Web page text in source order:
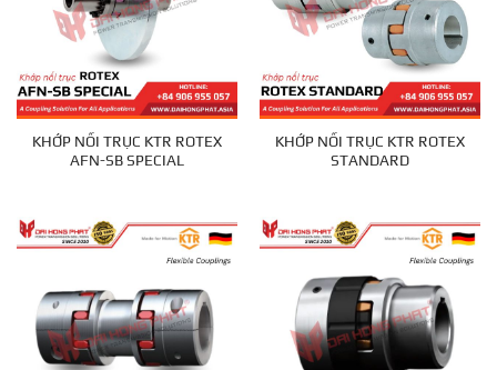
KHỚP NỐI TRỤC KTR ROTEX
AFN-SB SPECIAL
KHỚP NỐI TRỤC KTR ROTEX
STANDARD